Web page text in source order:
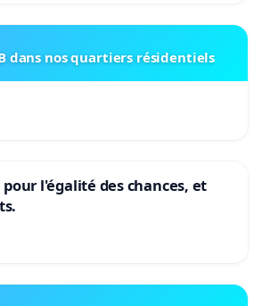
dans nos quartiers résidentiels
l'égalité des chances, et